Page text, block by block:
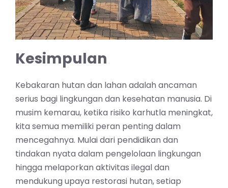
Kesimpulan
Kebakaran hutan dan lahan adalah ancaman
serius bagi lingkungan dan kesehatan manusia. Di
musim kemarau, ketika risiko karhutla meningkat,
kita semua memiliki peran penting dalam
mencegahnya. Mulai dari pendidikan dan
tindakan nyata dalam pengelolaan lingkungan
hingga melaporkan aktivitas ilegal dan
mendukung upaya restorasi hutan, setiap